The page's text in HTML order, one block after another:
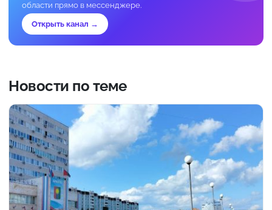
области прямо в мессенджере.
Открыть канал →
Новости по теме